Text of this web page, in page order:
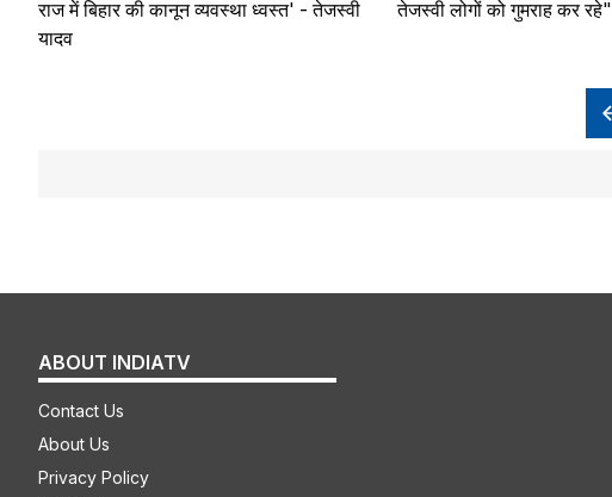
राज में बिहार की कानून व्यवस्था ध्वस्त' - तेजस्वी
यादव
तेजस्वी लोगों को गुमराह कर रहे"
ABOUT INDIATV
Contact Us
About Us
Privacy Policy